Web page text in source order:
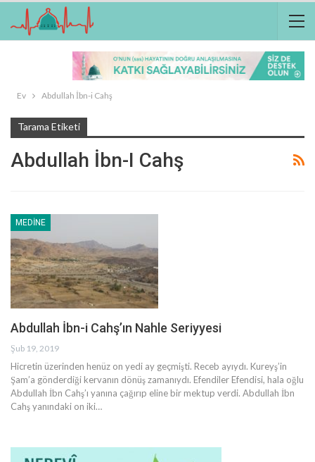
Ev Abdullah İbn-i Cahş
Tarama Etiketi
Abdullah İbn-I Cahş
MEDINE
Abdullah İbn-i Cahş’ın Nahle Seriyyesi
Şub 19, 2019
Hicretin üzerinden henüz on yedi ay geçmişti. Receb ayıydı. Kureyş’in
Şam’a gönderdiği kervanın dönüş zamanıydı. Efendiler Efendisi, hala oğlu
Abdullah İbn Cahş’ı yanına çağırıp eline bir mektup verdi. Abdullah İbn
Cahş yanındaki on iki…